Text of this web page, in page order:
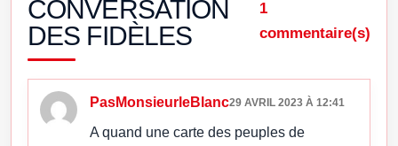
CONVERSATION
DES FIDÈLES
1
commentaire(s)
PasMonsieurleBlanc29 AVRIL 2023 À 12:41
A quand une carte des peuples de